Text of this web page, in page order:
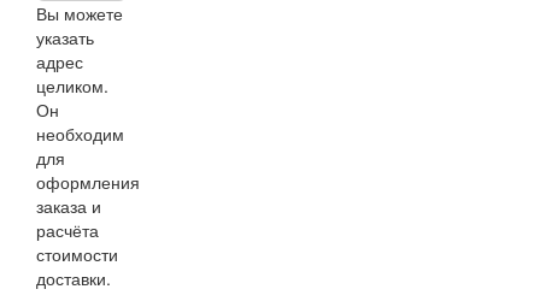
Вы можете
указать
адрес
целиком.
Он
необходим
для
оформления
заказа и
расчёта
стоимости
доставки.